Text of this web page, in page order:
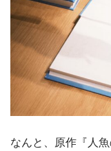
なんと、原作『人